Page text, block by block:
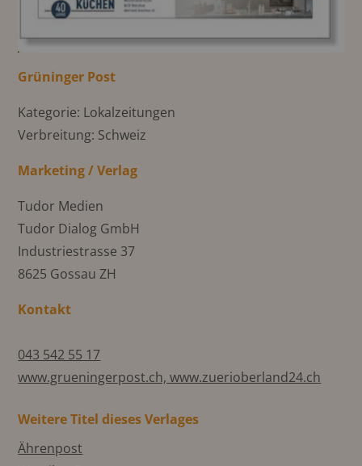
Grüninger Post
Kategorie: Lokalzeitungen
Verbreitung: Schweiz
Marketing / Verlag
Tudor Medien
Tudor Dialog GmbH
Industriestrasse 37
8625 Gossau ZH
Kontakt
043 542 55 17
www.grueningerpost.ch, www.zuerioberland24.ch
Weitere Titel dieses Verlages
Ährenpost